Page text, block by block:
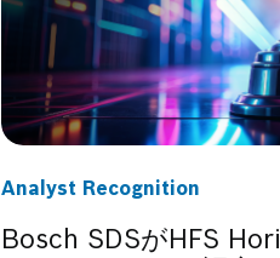
Analyst Recognition
Bosch SDSがHFS